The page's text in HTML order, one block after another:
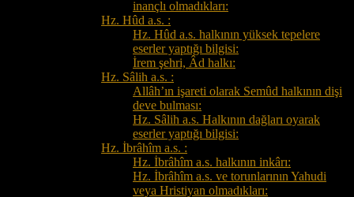
inançlı olmadıkları:
Hz. Hûd a.s. :
Hz. Hûd a.s. halkının yüksek tepelere
eserler yaptığı bilgisi:
İrem şehri, Âd halkı:
Hz. Sâlih a.s. :
Allâh’ın işareti olarak Semûd halkının dişi
deve bulması:
Hz. Sâlih a.s. Halkının dağları oyarak
eserler yaptığı bilgisi:
Hz. İbrâhîm a.s. :
Hz. İbrâhîm a.s. halkının inkârı:
Hz. İbrâhîm a.s. ve torunlarının Yahudi
veya Hristiyan olmadıkları: